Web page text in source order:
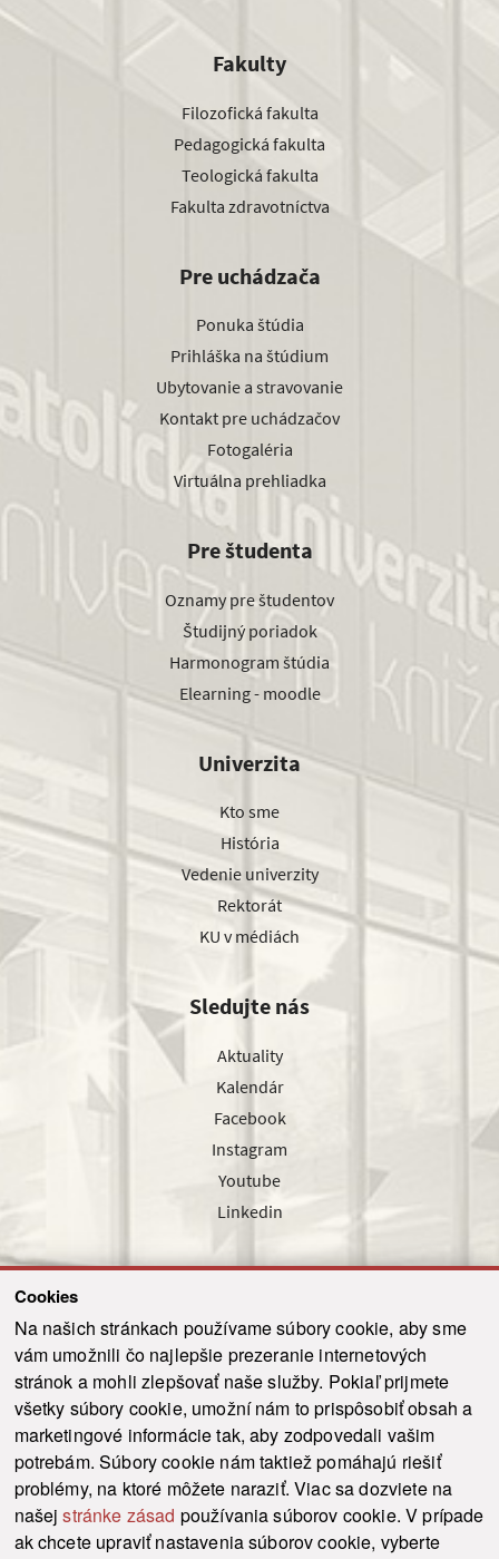
Cookies
Na našich stránkach používame súbory cookie, aby sme
vám umožnili čo najlepšie prezeranie internetových
stránok a mohli zlepšovať naše služby. Pokiaľ prijmete
všetky súbory cookie, umožní nám to prispôsobiť obsah a
marketingové informácie tak, aby zodpovedali vašim
potrebám. Súbory cookie nám taktiež pomáhajú riešiť
problémy, na ktoré môžete naraziť. Viac sa dozviete na
našejstránke zásad používania súborov cookie. V prípade
ak chcete upraviť nastavenia súborov cookie, vyberte
Fakulty
Filozofická fakulta
Pedagogická fakulta
Teologická fakulta
Fakulta zdravotníctva
Pre uchádzača
Ponuka štúdia
Prihláška na štúdium
Ubytovanie a stravovanie
Kontakt pre uchádzačov
Fotogaléria
Virtuálna prehliadka
Pre študenta
Oznamy pre študentov
Študijný poriadok
Harmonogram štúdia
Elearning - moodle
Univerzita
Kto sme
História
Vedenie univerzity
Rektorát
KU v médiách
Sledujte nás
Aktuality
Kalendár
Facebook
Instagram
Youtube
Linkedin
Odoslať
© 2021-2026 ku.sk. Všetky práva vyhradené. | Ochrana osobných údajov
Vyhlásenie o prístupnosti | Admin